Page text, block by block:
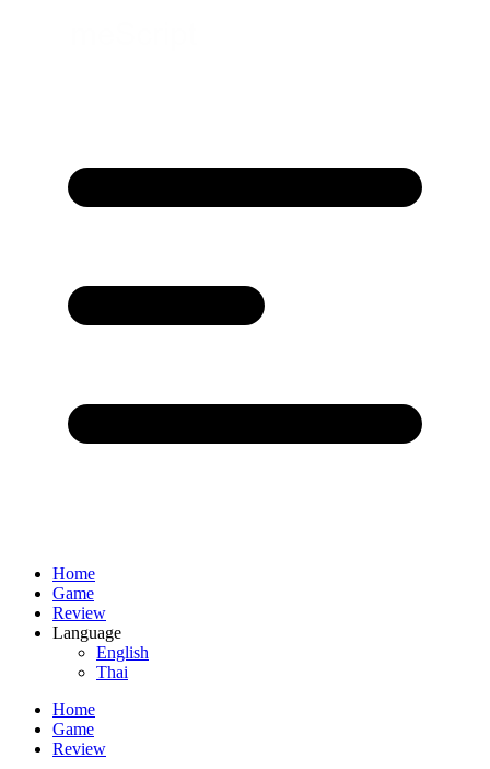
Home
Game
Review
Language
English
Thai
Home
Game
Review